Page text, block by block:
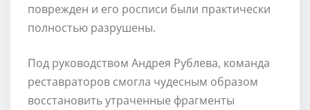
поврежден и его росписи были практически
полностью разрушены.
Под руководством Андрея Рублева, команда
реставраторов смогла чудесным образом
восстановить утраченные фрагменты